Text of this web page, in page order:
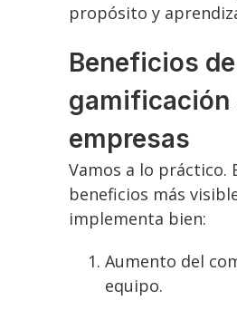
propósito y
Beneficios
gamificación
empresas
Vamos a lo práctico.
beneficios más
implementa bien:
Aumento del
equipo.